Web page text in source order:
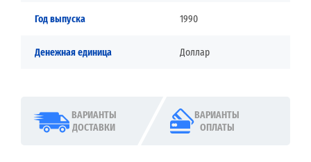
Год выпуска 1990
Денежная единица Доллар
ВАРИАНТЫ
ДОСТАВКИ
ВАРИАНТЫ
ОПЛАТЫ